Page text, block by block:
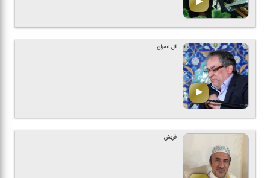
آل عمران
قریش